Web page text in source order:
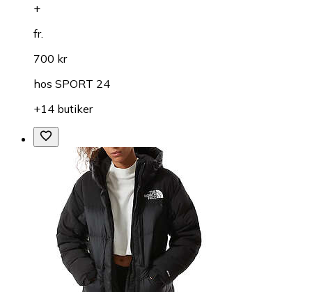
+
fr.
700 kr
hos SPORT 24
+14 butiker